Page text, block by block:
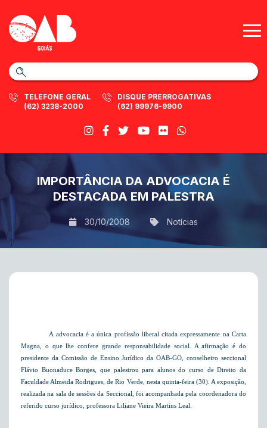
TELEFONE GERAL
(62) 3238-2000
DISQUE PRERROGATIVAS
(62) 99976-9900
IMPORTÂNCIA DA ADVOCACIA É
DESTACADA EM PALESTRA
30/10/2008 Notícias
A advocacia é a única profissão liberal citada expressamente na Carta
Magna, o que lhe confere grande responsabilidade social. A afirmação é do
presidente da Comissão de Ensino Jurídico da OAB-GO, conselheiro seccional
Flávio Buonaduce Borges, que palestrou para alunos do curso de Direito da
Faculdade Almeida Rodrigues, de Rio Verde, nesta quinta-feira (30). A exposição,
realizada na sala de sessões da Seccional, foi acompanhada pela coordenadora do
referido curso jurídico, professora Liliane Vieira Martins Leal.